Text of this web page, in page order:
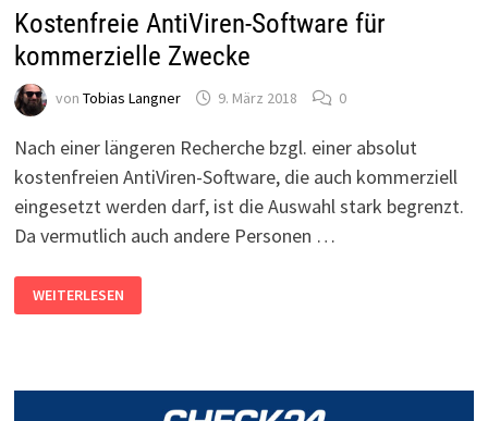
Kostenfreie AntiViren-Software für
kommerzielle Zwecke
von Tobias Langner 9. März 2018 0
Nach einer längeren Recherche bzgl. einer absolut
kostenfreien AntiViren-Software, die auch kommerziell
eingesetzt werden darf, ist die Auswahl stark begrenzt.
Da vermutlich auch andere Personen …
KOSTENFREIE
ANTIVIREN-
SOFTWARE
WEITERLESEN